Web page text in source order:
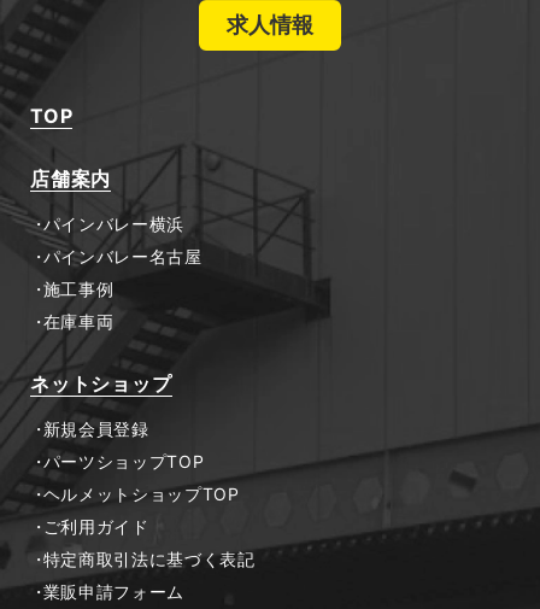
求人情報
TOP
店舗案内
パインバレー横浜
パインバレー名古屋
施工事例
在庫車両
ネットショップ
新規会員登録
パーツショップTOP
ヘルメットショップTOP
ご利用ガイド
特定商取引法に基づく表記
業販申請フォーム